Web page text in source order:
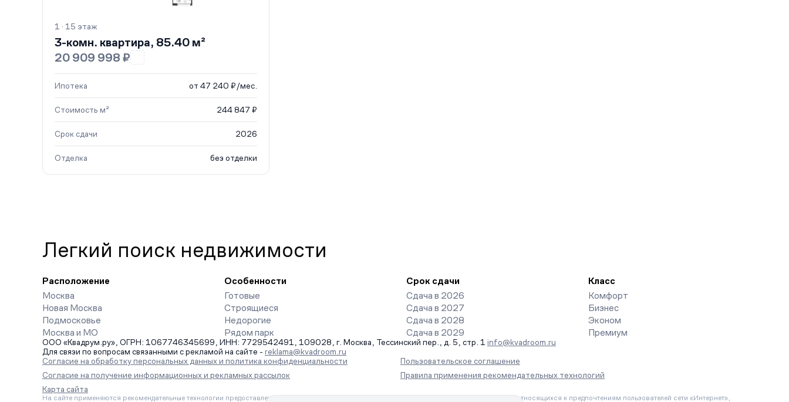
1 · 15 этаж
3-комн. квартира, 85.40 м²
20 909 998 ₽
Ипотека от 47 240 ₽/мес.
Стоимость м² 244 847 ₽
Срок сдачи 2026
Отделка без отделки
Легкий поиск недвижимости
Расположение
Москва
Новая Москва
Подмосковье
Москва и МО
Особенности
Готовые
Строящиеся
Недорогие
Рядом парк
Срок сдачи
Сдача в 2026
Сдача в 2027
Сдача в 2028
Сдача в 2029
Класс
Комфорт
Бизнес
Эконом
Премиум
ООО «Квадрум.ру», ОГРН: 1067746345699, ИНН: 7729542491, 109028, г. Москва, Тессинский пер., д. 5, стр. 1 info@kvadroom.ru
Для связи по вопросам связанными с рекламой на сайте - reklama@kvadroom.ru
Согласие на обработку персональных данных и политика конфиденциальности
Пользовательское соглашение
Согласие на получение информационных и рекламных рассылок
Правила применения рекомендательных технологий
Карта сайта
На сайте применяются рекомендательные технологии предоставления информации на основе сбора, систематизации и анализа сведений, относящихся к предпочтениям пользователей сети «Интернет»,